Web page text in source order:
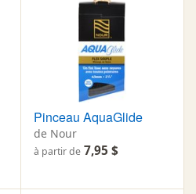
Pinceau AquaGlide
de Nour
à partir de 7,95 $